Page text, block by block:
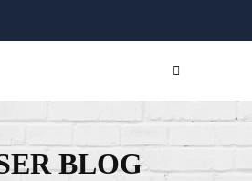
BLOG